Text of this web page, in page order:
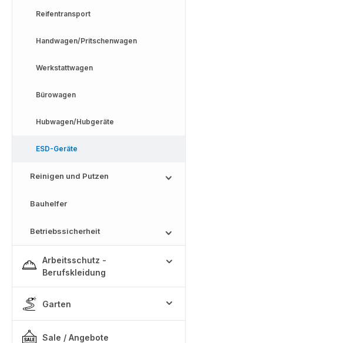
Reifentransport
Handwagen/Pritschenwagen
Werkstattwagen
Bürowagen
Hubwagen/Hubgeräte
ESD-Geräte
Reinigen und Putzen
Bauhelfer
Betriebssicherheit
Arbeitsschutz -
Berufskleidung
Garten
Sale / Angebote